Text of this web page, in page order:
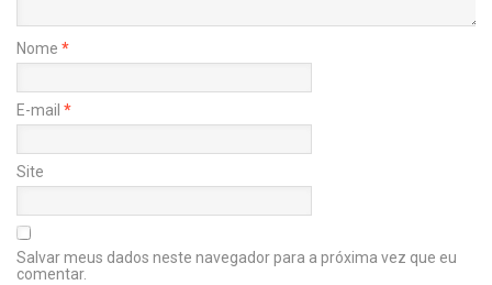
Nome *
E-mail *
Site
Salvar meus dados neste navegador para a próxima vez que eu
comentar.